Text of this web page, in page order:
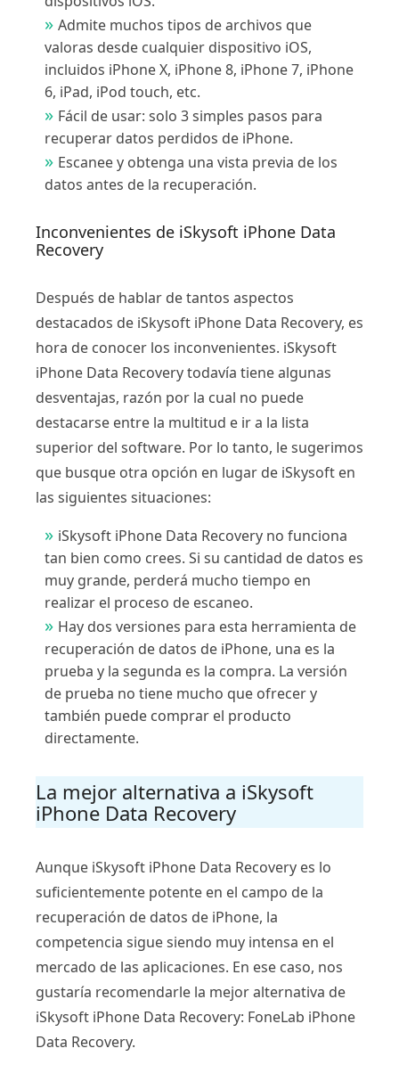
Admite muchos tipos de archivos que
valoras desde cualquier dispositivo iOS,
incluidos iPhone X, iPhone 8, iPhone 7, iPhone
6, iPad, iPod touch, etc.
Fácil de usar: solo 3 simples pasos para
recuperar datos perdidos de iPhone.
Escanee y obtenga una vista previa de los
datos antes de la recuperación.
Inconvenientes de iSkysoft iPhone Data
Recovery
Después de hablar de tantos aspectos
destacados de iSkysoft iPhone Data Recovery, es
hora de conocer los inconvenientes. iSkysoft
iPhone Data Recovery todavía tiene algunas
desventajas, razón por la cual no puede
destacarse entre la multitud e ir a la lista
superior del software. Por lo tanto, le sugerimos
que busque otra opción en lugar de iSkysoft en
las siguientes situaciones:
iSkysoft iPhone Data Recovery no funciona
tan bien como crees. Si su cantidad de datos es
muy grande, perderá mucho tiempo en
realizar el proceso de escaneo.
Hay dos versiones para esta herramienta de
recuperación de datos de iPhone, una es la
prueba y la segunda es la compra. La versión
de prueba no tiene mucho que ofrecer y
también puede comprar el producto
directamente.
La mejor alternativa a iSkysoft
iPhone Data Recovery
Aunque iSkysoft iPhone Data Recovery es lo
suficientemente potente en el campo de la
recuperación de datos de iPhone, la
competencia sigue siendo muy intensa en el
mercado de las aplicaciones. En ese caso, nos
gustaría recomendarle la mejor alternativa de
iSkysoft iPhone Data Recovery: FoneLab iPhone
Data Recovery.